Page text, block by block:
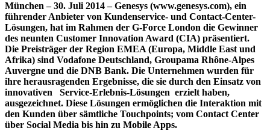
München – 30. Juli 2014 – Genesys (www.genesys.com), ein
führender Anbieter von Kundenservice- und Contact-Center-
Lösungen, hat im Rahmen der G-Force London die Gewinner
des neunten Customer Innovation Award (CIA) präsentiert.
Die Preisträger der Region EMEA (Europa, Middle East und
Afrika) sind Vodafone Deutschland, Groupama Rhône-Alpes
Auvergne und die DNB Bank. Die Unternehmen wurden für
ihre herausragenden Ergebnisse, die sie durch den Einsatz von
innovativen Service-Erlebnis-Lösungen erzielt haben,
ausgezeichnet. Diese Lösungen ermöglichen die Interaktion mit
den Kunden über sämtliche Touchpoints; vom Contact Center
über Social Media bis hin zu Mobile Apps.